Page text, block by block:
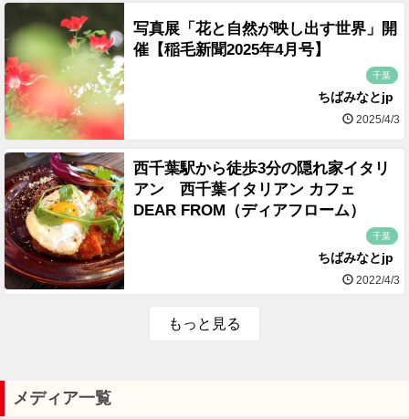
写真展「花と自然が映し出す世界」開
催【稲毛新聞2025年4月号】
千葉
ちばみなとjp
2025/4/3
西千葉駅から徒歩3分の隠れ家イタリ
アン 西千葉イタリアン カフェ
DEAR FROM（ディアフローム）
千葉
ちばみなとjp
2022/4/3
もっと見る
メディア一覧